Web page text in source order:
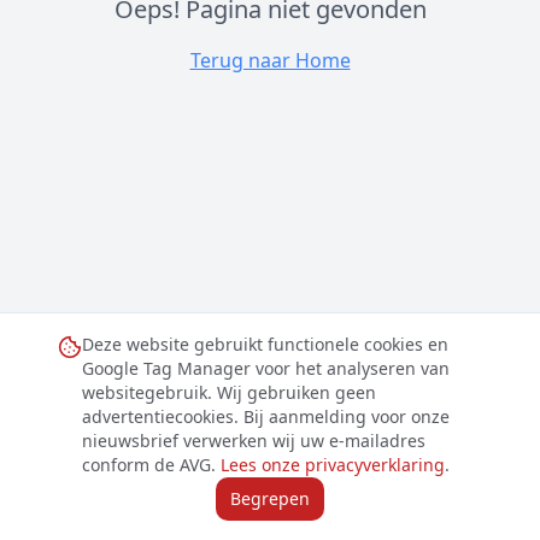
Deze website gebruikt functionele cookies en
Google Tag Manager voor het analyseren van
websitegebruik. Wij gebruiken geen
advertentiecookies. Bij aanmelding voor onze
nieuwsbrief verwerken wij uw e-mailadres
conform de AVG. Lees onze privacyverklaring.
Begrepen
Oeps! Pagina niet gevonden
Terug naar Home